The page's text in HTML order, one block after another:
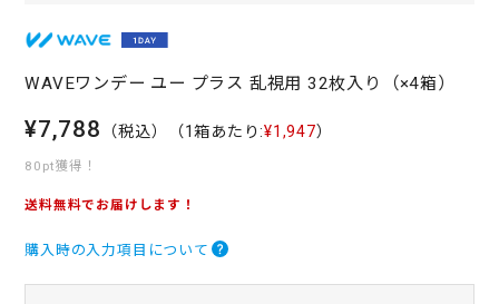
WAVEワンデー ユー プラス 乱視用 32枚入り（×4箱）
¥7,788 （税込） （1箱あたり:¥1,947）
80pt獲得！
送料無料でお届けします！
購入時の入力項目について